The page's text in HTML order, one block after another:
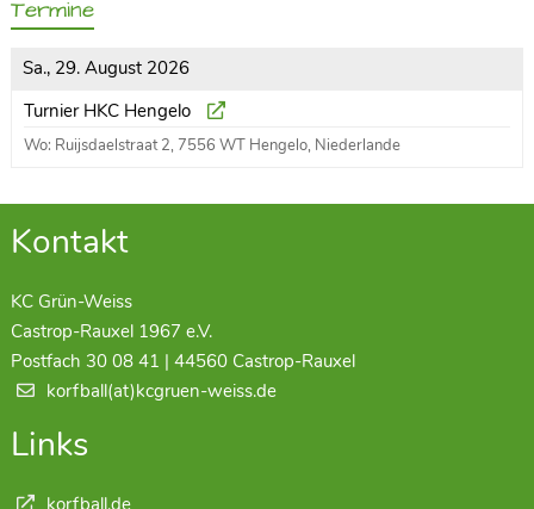
Termine
Sa., 29. August 2026
Turnier HKC Hengelo
Wo: Ruijsdaelstraat 2, 7556 WT Hengelo, Niederlande
Kontakt
KC Grün-Weiss
Castrop-Rauxel 1967 e.V.
Postfach 30 08 41 | 44560 Castrop-Rauxel
korfball(at)kcgruen-weiss.de
Links
korfball.de